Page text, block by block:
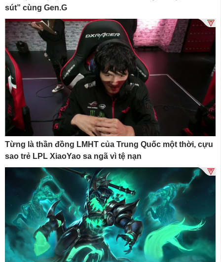
sút” cùng Gen.G
Từng là thần đồng LMHT của Trung Quốc một thời, cựu
sao trẻ LPL XiaoYao sa ngã vì tệ nạn